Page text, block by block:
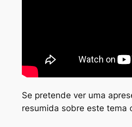
Se pretende ver uma
resumida sobre este tema